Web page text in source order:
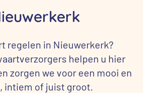
regelen in Nieuwerkerk?
helpen u hier
zorgen we voor een mooi en
intiem of juist groot.